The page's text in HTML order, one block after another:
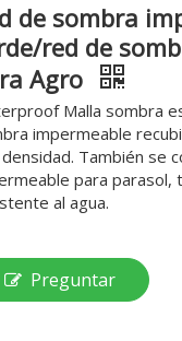
de sombra
red de
Agro
Malla sombra
impermeable
También se
para parasol,
al agua.
Preguntar